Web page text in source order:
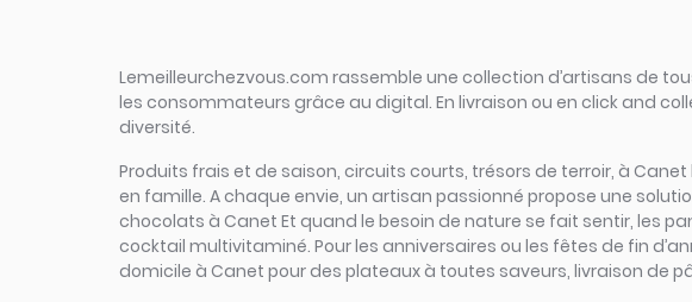
Lemeilleurchezvous.com rassemble une collection d’artisans de
les consommateurs grâce au digital. En livraison ou en click and
diversité.
Produits frais et de saison, circuits courts, trésors de terroir, à
en famille. A chaque envie, un artisan passionné propose une
chocolats à Canet Et quand le besoin de nature se fait sentir, les
cocktail multivitaminé. Pour les anniversaires ou les fêtes de fin
domicile à Canet pour des plateaux à toutes saveurs, livraison de